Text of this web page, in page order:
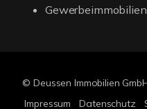
Gewerbeimmobilien
© Deussen Immobilien
Impressum
Datenschutz